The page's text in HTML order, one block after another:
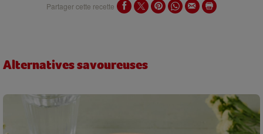
Partager cette recette
Alternatives savoureuses